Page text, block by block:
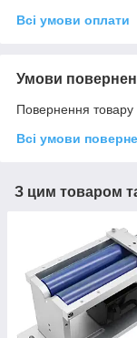
Всі умови оплати
Умови
Повернення товару
Всі умови
З цим товаром